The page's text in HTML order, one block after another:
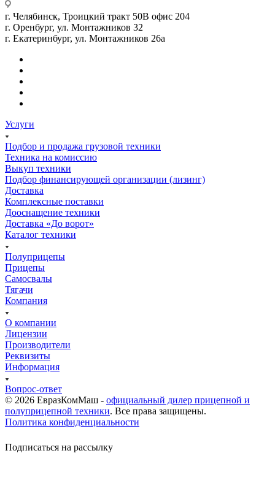
г. Челябинск, Троицкий тракт 50В офис 204
г. Оренбург, ул. Монтажников 32
г. Екатеринбург, ул. Монтажников 26а
Услуги
Подбор и продажа грузовой техники
Техника на комиссию
Выкуп техники
Подбор финансирующей организации (лизинг)
Доставка
Комплексные поставки
Дооснащение техники
Доставка «До ворот»
Каталог техники
Полуприцепы
Прицепы
Самосвалы
Тягачи
Компания
О компании
Лицензии
Производители
Реквизиты
Информация
Вопрос-ответ
© 2026 ЕвразКомМаш - официальный дилер прицепной и
полуприцепной техники. Все права защищены.
Политика конфиденциальности
Подписаться на рассылку